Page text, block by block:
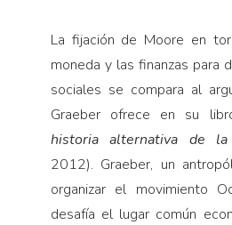
La fijación de Moore en
moneda y las finanzas para
sociales se compara al
Graeber ofrece en su
historia alternativa de la
2012). Graeber, un
organizar el movimiento
desafía el lugar común